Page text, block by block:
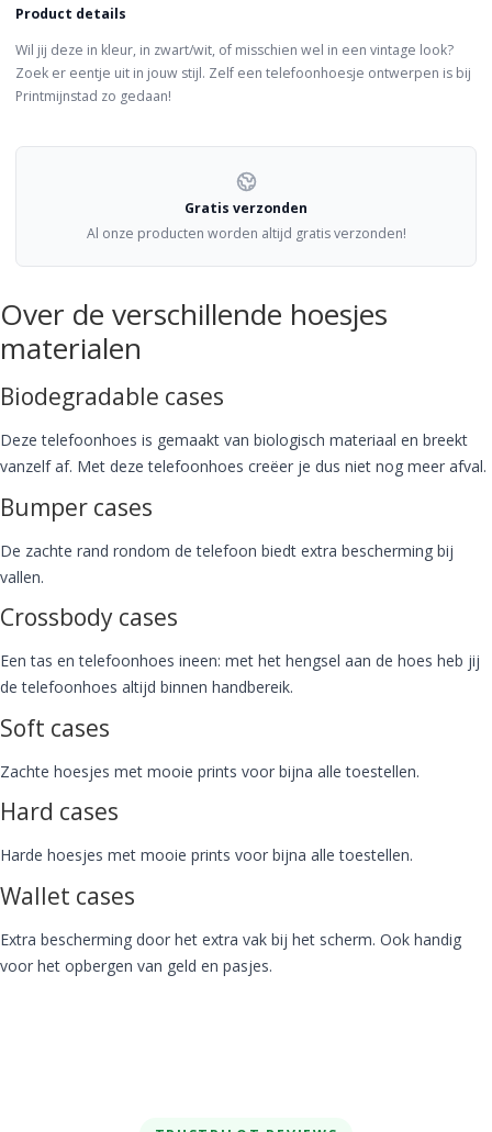
Product details
Wil jij deze in kleur, in zwart/wit, of misschien wel in een vintage look?
Zoek er eentje uit in jouw stijl. Zelf een telefoonhoesje ontwerpen is bij
Printmijnstad zo gedaan!
Gratis verzonden
Al onze producten worden altijd gratis verzonden!
Over de verschillende hoesjes
materialen
Biodegradable cases
Deze telefoonhoes is gemaakt van biologisch materiaal en breekt
vanzelf af. Met deze telefoonhoes creëer je dus niet nog meer afval.
Bumper cases
De zachte rand rondom de telefoon biedt extra bescherming bij
vallen.
Crossbody cases
Een tas en telefoonhoes ineen: met het hengsel aan de hoes heb jij
de telefoonhoes altijd binnen handbereik.
Soft cases
Zachte hoesjes met mooie prints voor bijna alle toestellen.
Hard cases
Harde hoesjes met mooie prints voor bijna alle toestellen.
Wallet cases
Extra bescherming door het extra vak bij het scherm. Ook handig
voor het opbergen van geld en pasjes.